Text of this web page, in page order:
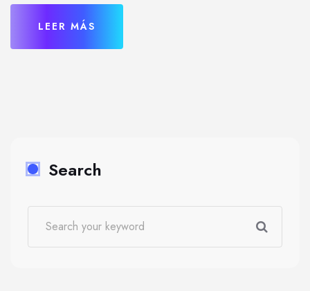
LEER MÁS
Search